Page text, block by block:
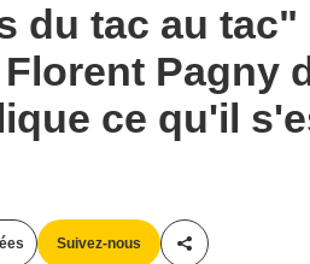
du tac au
Pagny
ce qu'il
Suivez-nous
Partager cet